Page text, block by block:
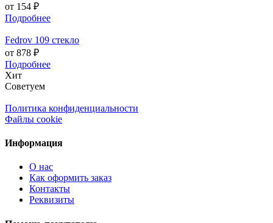
от 154 ₽
Подробнее
Fedrov 109 стекло
от 878 ₽
Подробнее
Хит
Советуем
Политика конфиденциальности
Файлы cookie
Информация
О нас
Как оформить заказ
Контакты
Реквизиты